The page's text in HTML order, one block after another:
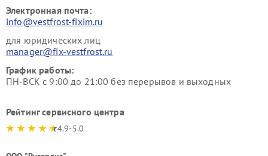
Электронная почта:
info@vestfrost-fixim.ru
для юридических лиц
manager@fix-vestfrost.ru
График работы:
ПН-ВСК с 9:00 до 21:00 без перерывов и выходных
Рейтинг сервисного центра
4.9-5.0